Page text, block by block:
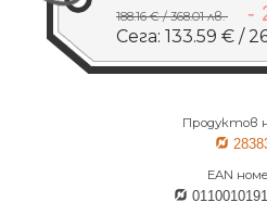
188.16 € / 368.01 лв. -
Сега: 133.59 € /
Продуктов
EAN